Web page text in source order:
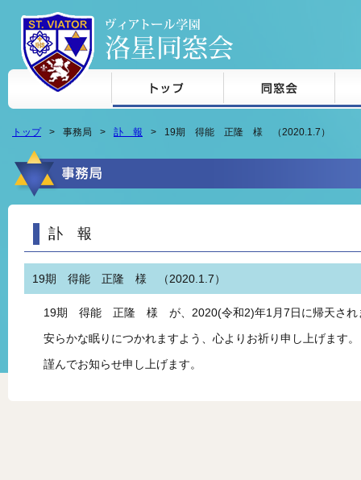
本文へジャンプ
トップ 事務局 訃 報 19期 得能 正隆 様 （2020.1.7）
訃 報
19期 得能 正隆 様 （2020.1.7）
19期 得能 正隆 様 が、2020(令和2)年1月7日に帰天され
安らかな眠りにつかれますよう、心よりお祈り申し上げます。
謹んでお知らせ申し上げます。